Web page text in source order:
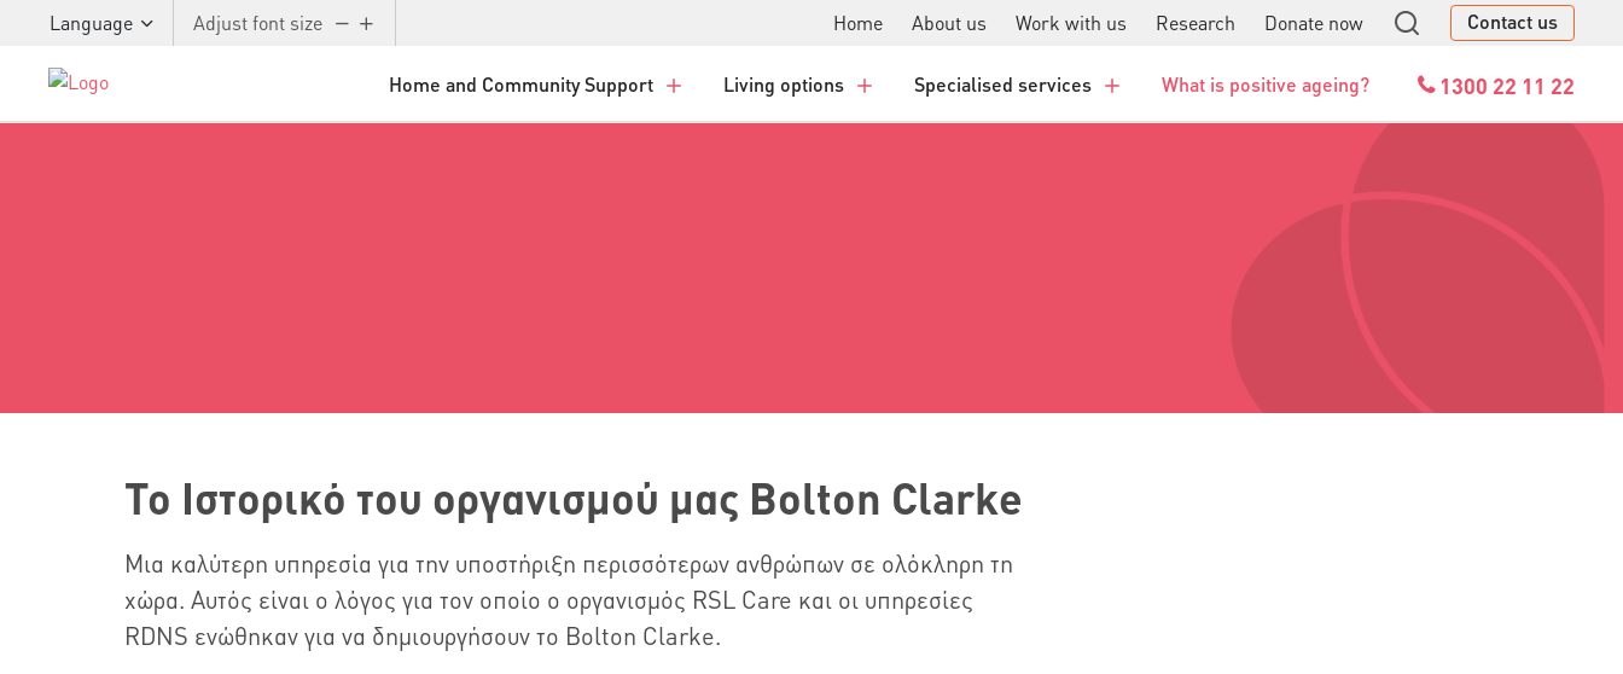
Language Adjust font size Home About us Work with us Research Donate now Contact us
Home and Community Support Living options Specialised services What is positive ageing? 1300 22 11 22
Το Ιστορικό του οργανισμού μας Bolton Clarke
Μια καλύτερη υπηρεσία για την υποστήριξη περισσότερων ανθρώπων σε ολόκληρη τη
χώρα. Αυτός είναι ο λόγος για τον οποίο o οργανισμός RSL Care και οι υπηρεσίες
RDNS ενώθηκαν για να δημιουργήσουν το Bolton Clarke.